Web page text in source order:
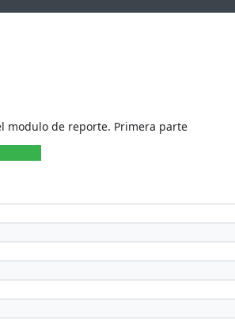
modulo de reporte. Primera parte